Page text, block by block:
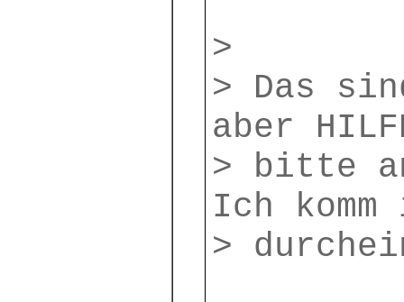
>
> Das
aber
> bitte
Ich
>